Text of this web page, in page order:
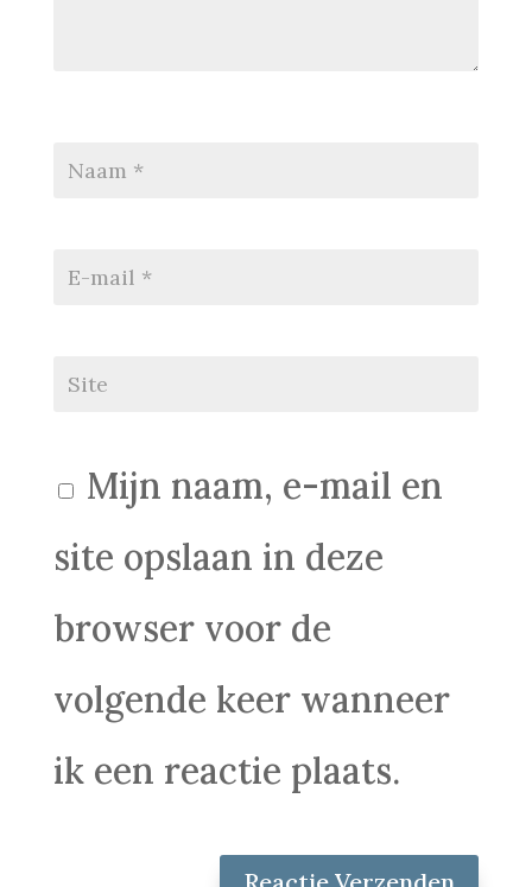
Mijn naam, e-mail en
site opslaan in deze
browser voor de
volgende keer wanneer
ik een reactie plaats.